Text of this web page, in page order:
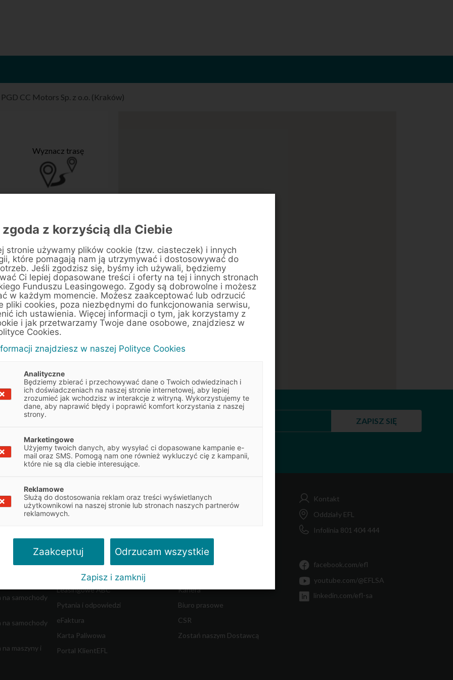
PGD CC Motors Sp. z o.o. (Kraków)
BYD
BYD
Wyznacz trasę
które pomogą
ZAPISZ SIĘ
Obowiązek informacyjny
ciężkich
na samochody
na samochody
maszyny i
Obsługa klienta
Obsługa umowy
Centrum Likwidacji Szkód
Leasing Swobodny
Leasingowe ABC
Pytania i odpowiedzi
eFaktura
Karta Paliwowa
Portal KlientEFL
O firmie
Blog - Biznes i Ty
Kariera
Biuro prasowe
CSR
Zostań naszym Dostawcą
Kontakt
Oddziały EFL
Infolinia 801 404 444
facebook.com/efl
youtube.com/@EFLSA
linkedin.com/efl-sa
z korzyścią dla Ciebie
stronie używamy plików cookie (tzw. ciasteczek) i innych
które pomagają nam ją utrzymywać i dostosowywać do
Jeśli zgodzisz się, byśmy ich używali, będziemy
Ci lepiej dopasowane treści i oferty na tej i innych stronach
Funduszu Leasingowego. Zgody są dobrowolne i możesz
w każdym momencie. Możesz zaakceptować lub odrzucić
pliki cookies, poza niezbędnymi do funkcjonowania serwisu,
ich ustawienia. Więcej informacji o tym, jak korzystamy z
i jak przetwarzamy Twoje dane osobowe, znajdziesz w
Cookies.
znajdziesz w naszej Polityce Cookies
Analityczne
Będziemy zbierać i przechowywać dane o Twoich odwiedzinach i
ich doświadczeniach na naszej stronie internetowej, aby lepiej
zrozumieć jak wchodzisz w interakcje z witryną. Wykorzystujemy te
dane, aby naprawić błędy i poprawić komfort korzystania z naszej
strony.
Marketingowe
Użyjemy twoich danych, aby wysyłać ci dopasowane kampanie e-
mail oraz SMS. Pomogą nam one również wykluczyć cię z kampanii,
które nie są dla ciebie interesujące.
Reklamowe
Służą do dostosowania reklam oraz treści wyświetlanych
użytkownikowi na naszej stronie lub stronach naszych partnerów
reklamowych.
Zaakceptuj Odrzucam wszystkie
Zapisz i zamknij